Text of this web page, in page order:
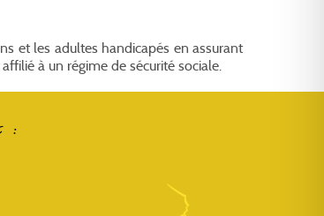
et les adultes handicapés en assurant
à un régime de sécurité sociale.
: